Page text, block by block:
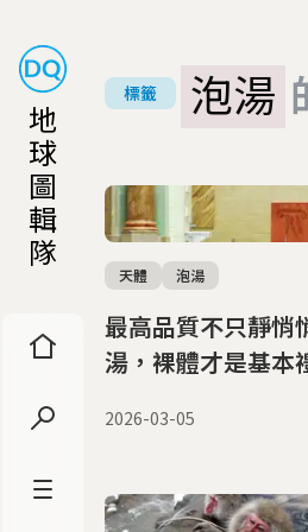
地
球
圖
輯
隊
標籤 泡湯
最高品質不只靜悄
湯，裸體才是基本
天體 泡湯
2026-03-05